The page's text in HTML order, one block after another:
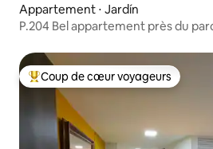
Appartement ⋅ Jardín
P.204 Bel appartement près du
Coups de cœur voyageurs les plus
Coup de cœur voyageurs